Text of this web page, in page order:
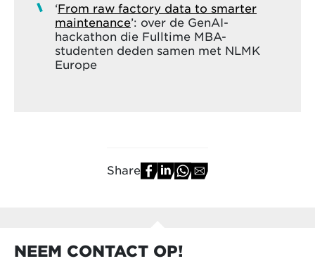
‘From raw factory data to smarter
maintenance’: over de GenAI-
hackathon die Fulltime MBA-
studenten deden samen met NLMK
Europe
Share
NEEM CONTACT OP!